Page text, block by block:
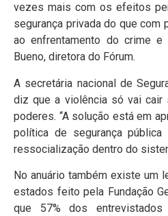
vezes mais com os efeitos
segurança privada do que
ao enfrentamento do crime e
Bueno, diretora do Fórum.
A secretária nacional de
diz que a violência só vai cair
poderes. “A solução está em
política de segurança
ressocialização dentro do
No anuário também existe um
estados feito pela Fundação
que 57% dos entrevistados